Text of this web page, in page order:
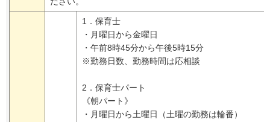
1．保育士
・月曜日から金曜日
・午前8時45分から午後5時15分
※勤務日数、勤務時間は応相談
2．保育士パート
《朝パート》
・月曜日から土曜日（土曜の勤務は輪番）